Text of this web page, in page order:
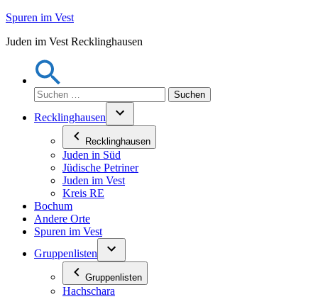
Zum
springen
Spuren im Vest
Juden im Vest Recklinghausen
Suchen
nach:
Recklinghausen
Recklinghausen
Juden in Süd
Jüdische Petriner
Juden im Vest
Kreis RE
Bochum
Andere Orte
Spuren im Vest
Gruppenlisten
Gruppenlisten
Hachschara